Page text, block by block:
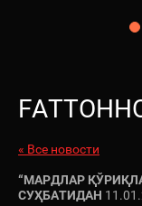
« Все новости
“МАРДЛАР
СУҲБАТИДАН